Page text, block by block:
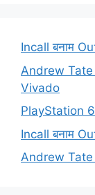
Incall बनाम
Andrew
Vivado
PlayStation 6:
Incall बनाम
Andrew